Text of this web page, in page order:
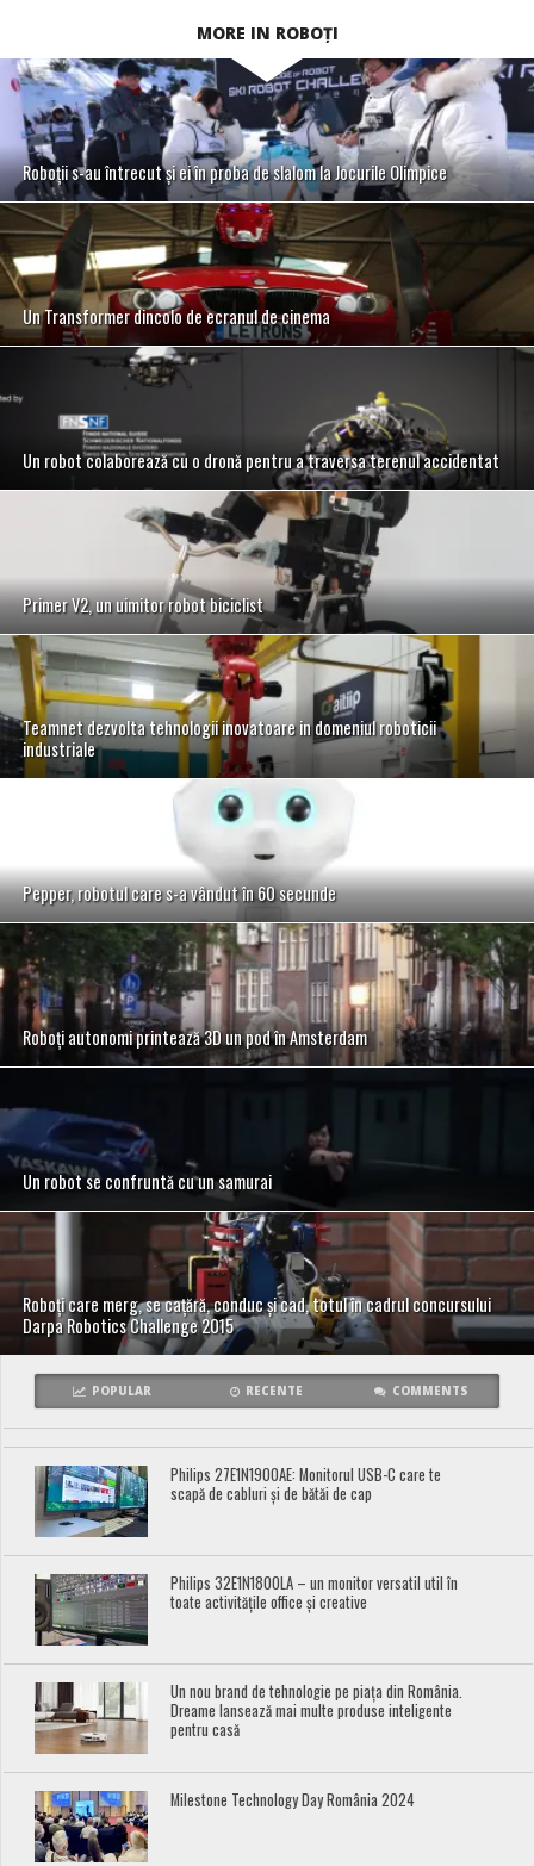
MORE IN ROBOȚI
Roboții s-au întrecut și ei în proba de slalom la Jocurile Olimpice
Un Transformer dincolo de ecranul de cinema
Un robot colaborează cu o dronă pentru a traversa terenul accidentat
Primer V2, un uimitor robot biciclist
Teamnet dezvolta tehnologii inovatoare in domeniul roboticii
industriale
Pepper, robotul care s-a vândut în 60 secunde
Roboți autonomi printează 3D un pod în Amsterdam
Un robot se confruntă cu un samurai
Roboţi care merg, se caţără, conduc şi cad, totul în cadrul concursului
Darpa Robotics Challenge 2015
POPULAR RECENTE COMMENTS
Philips 27E1N1900AE: Monitorul USB-C care te
scapă de cabluri și de bătăi de cap
Philips 32E1N1800LA – un monitor versatil util în
toate activitățile office și creative
Un nou brand de tehnologie pe piața din România.
Dreame lansează mai multe produse inteligente
pentru casă
Milestone Technology Day România 2024